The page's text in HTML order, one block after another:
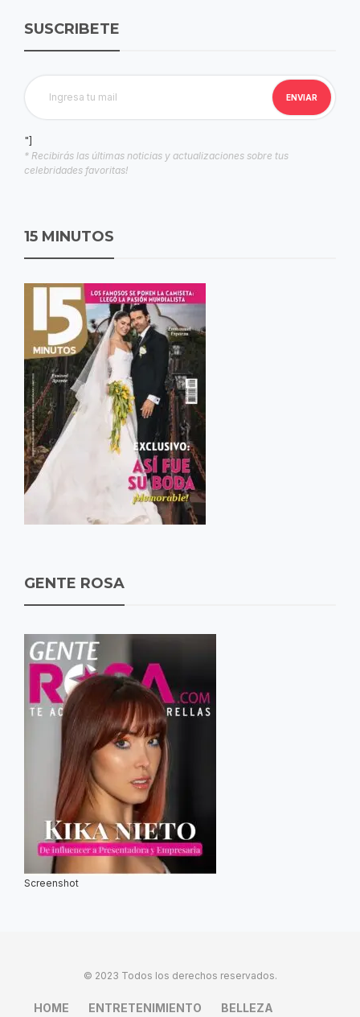
SUSCRIBETE
"]
* Recibirás las últimas noticias y actualizaciones sobre tus
celebridades favoritas!
15 MINUTOS
GENTE ROSA
Screenshot
© 2023 Todos los derechos reservados.
HOME ENTRETENIMIENTO BELLEZA